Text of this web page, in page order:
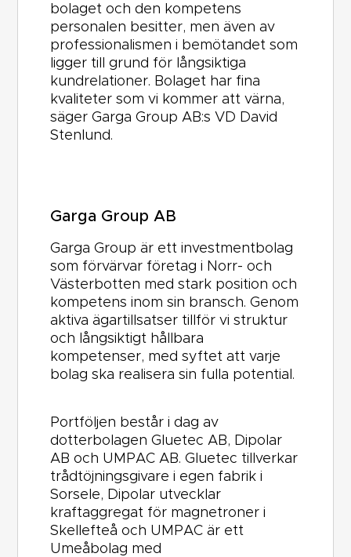
bolaget och den kompetens
personalen besitter, men även av
professionalismen i bemötandet som
ligger till grund för långsiktiga
kundrelationer. Bolaget har fina
kvaliteter som vi kommer att värna,
säger Garga Group AB:s VD David
Stenlund.
Garga Group AB
Garga Group är ett investmentbolag
som förvärvar företag i Norr- och
Västerbotten med stark position och
kompetens inom sin bransch. Genom
aktiva ägartillsatser tillför vi struktur
och långsiktigt hållbara
kompetenser, med syftet att varje
bolag ska realisera sin fulla potential.
Portföljen består i dag av
dotterbolagen Gluetec AB, Dipolar
AB och UMPAC AB. Gluetec tillverkar
trådtöjningsgivare i egen fabrik i
Sorsele, Dipolar utvecklar
kraftaggregat för magnetroner i
Skellefteå och UMPAC är ett
Umeåbolag med